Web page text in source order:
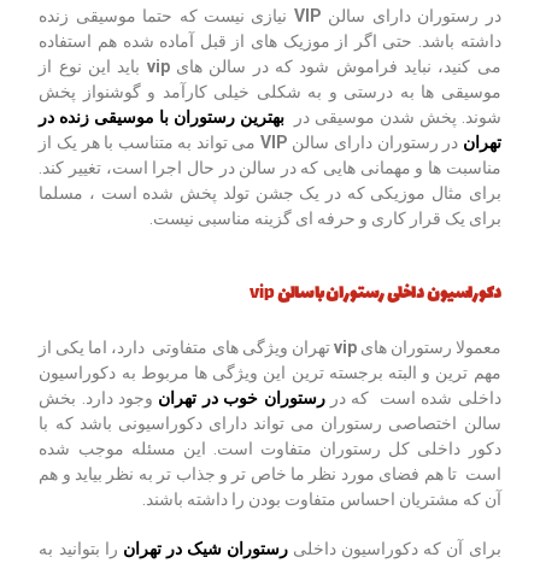
در رستوران دارای سالن VIP نیازی نیست که حتما موسیقی زنده
داشته باشد. حتی اگر از موزیک های از قبل آماده شده هم استفاده
می کنید، نباید فراموش شود که در سالن هایvip باید این نوع از
موسیقی ها به درستی و به شکلی خیلی کارآمد و گوشنواز پخش
شوند. پخش شدن موسیقی در بهترین رستوران با موسیقی زنده در
تهران در رستوران دارای سالن VIP می تواند به متناسب با هر یک از
مناسبت ها و مهمانی هایی که در سالن در حال اجرا است، تغییر کند.
برای مثال موزیکی که در یک جشن تولد پخش شده است ، مسلما
برای یک قرار کاری و حرفه ای گزینه مناسبی نیست.
دکوراسیون داخلی رستوران با سالنvip
معمولا رستوران هایvipتهران ویژگی های متفاوتی دارد، اما یکی از
مهم ترین و البته برجسته ترین این ویژگی ها مربوط به دکوراسیون
داخلی شده است که دررستوران خوب در تهران وجود دارد. بخش
سالن اختصاصی رستوران می تواند دارای دکوراسیونی باشد که با
دکور داخلی کل رستوران متفاوت است. این مسئله موجب شده
است تا هم فضای مورد نظر ما خاص تر و جذاب تر به نظر بیاید و هم
آن که مشتریان احساس متفاوت بودن را داشته باشند.
برای آن که دکوراسیون داخلی رستوران شیک در تهران را بتوانید به